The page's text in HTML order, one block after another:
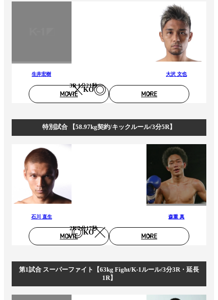
生井宏樹
KO
3R 1分21秒
大沢 文也
MOVIE MORE
特別試合 【58.97kg契約/キックルール/3分5R】
石川 直生
KO
2R 2分17秒
森重 真
MOVIE MORE
第1試合 スーパーファイト【63kg Fight/K-1ルール/3分3R・延長
1R】